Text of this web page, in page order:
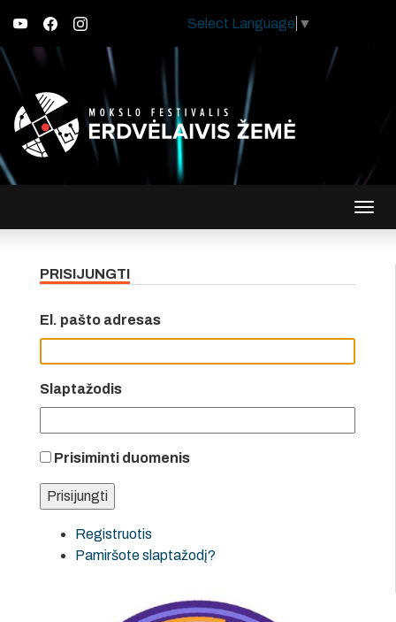
Select Language ▼
PRISIJUNGTI
El. pašto adresas
Slaptažodis
Prisiminti duomenis
Registruotis
Pamiršote slaptažodį?